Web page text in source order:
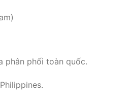
phân phối toàn quốc.